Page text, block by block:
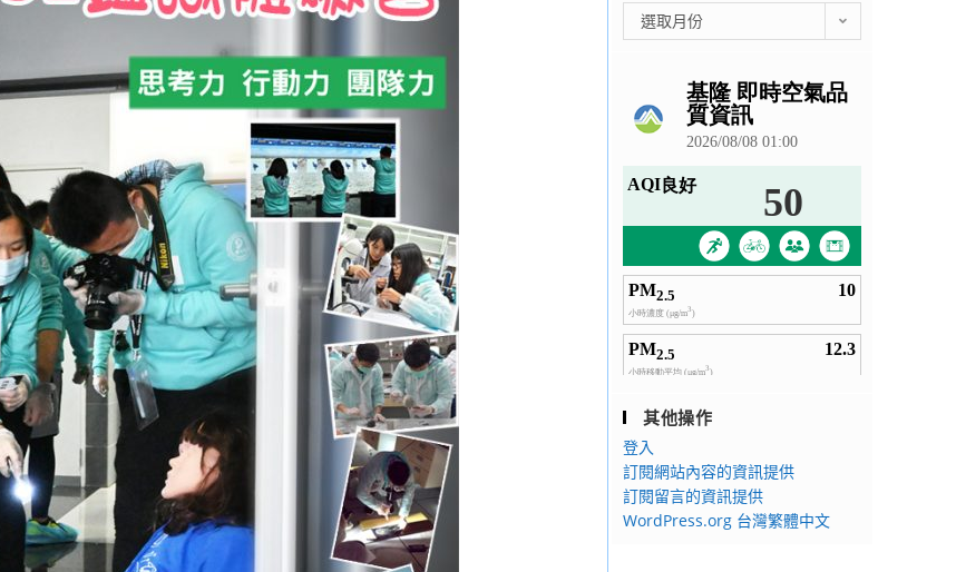
整
選取月份
其他操作
登入
訂閱網站內容的資訊提供
訂閱留言的資訊提供
WordPress.org 台灣繁體中文